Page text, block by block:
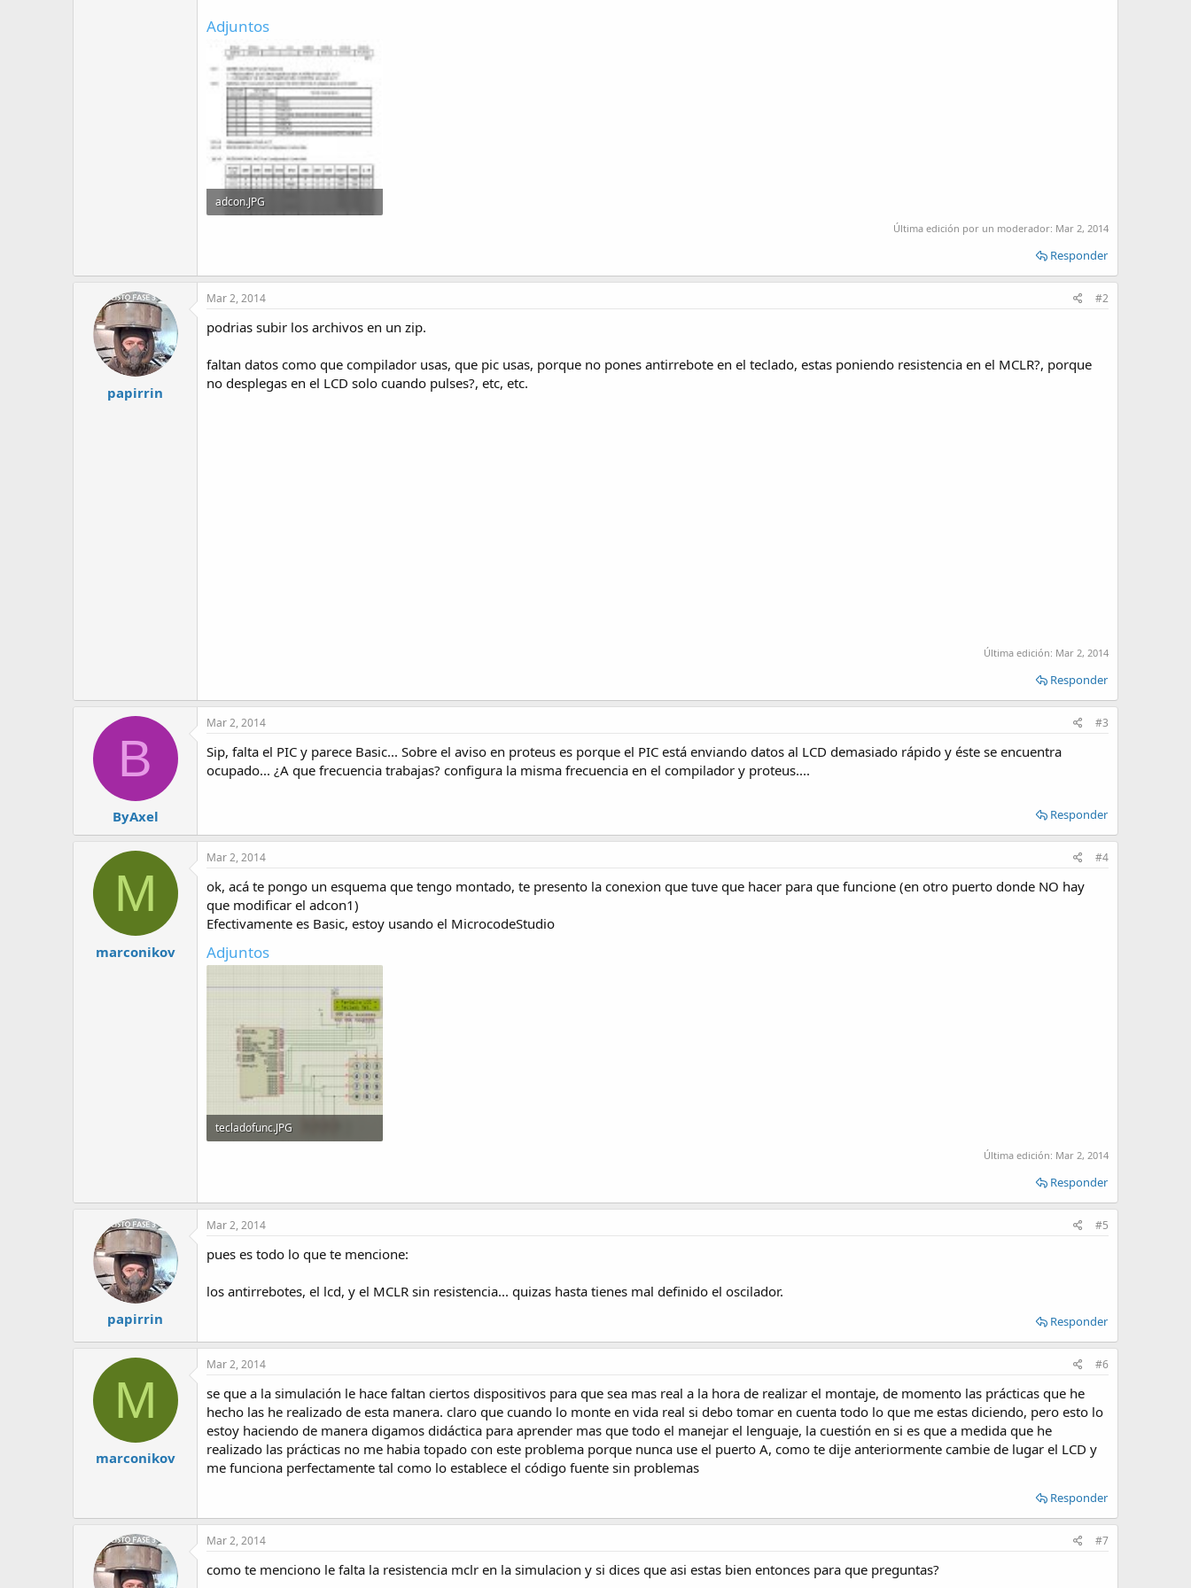
Adjuntos
adcon.JPG
Última edición por un moderador: Mar 2, 2014
Responder
papirrin
Mar 2, 2014 #2
podrias subir los archivos en un zip.
faltan datos como que compilador usas, que pic usas, porque no pones antirrebote en el teclado, estas poniendo resistencia en el MCLR?, porque
no desplegas en el LCD solo cuando pulses?, etc, etc.
Última edición: Mar 2, 2014
Responder
B
ByAxel
Mar 2, 2014 #3
Sip, falta el PIC y parece Basic... Sobre el aviso en proteus es porque el PIC está enviando datos al LCD demasiado rápido y éste se encuentra
ocupado... ¿A que frecuencia trabajas? configura la misma frecuencia en el compilador y proteus....
Responder
M
marconikov
Mar 2, 2014 #4
ok, acá te pongo un esquema que tengo montado, te presento la conexion que tuve que hacer para que funcione (en otro puerto donde NO hay
que modificar el adcon1)
Efectivamente es Basic, estoy usando el MicrocodeStudio
Adjuntos
tecladofunc.JPG
Última edición: Mar 2, 2014
Responder
papirrin
Mar 2, 2014 #5
pues es todo lo que te mencione:
los antirrebotes, el lcd, y el MCLR sin resistencia... quizas hasta tienes mal definido el oscilador.
Responder
M
marconikov
Mar 2, 2014 #6
se que a la simulación le hace faltan ciertos dispositivos para que sea mas real a la hora de realizar el montaje, de momento las prácticas que he
hecho las he realizado de esta manera. claro que cuando lo monte en vida real si debo tomar en cuenta todo lo que me estas diciendo, pero esto lo
estoy haciendo de manera digamos didáctica para aprender mas que todo el manejar el lenguaje, la cuestión en si es que a medida que he
realizado las prácticas no me habia topado con este problema porque nunca use el puerto A, como te dije anteriormente cambie de lugar el LCD y
me funciona perfectamente tal como lo establece el código fuente sin problemas
Responder
Mar 2, 2014 #7
como te menciono le falta la resistencia mclr en la simulacion y si dices que asi estas bien entonces para que preguntas?